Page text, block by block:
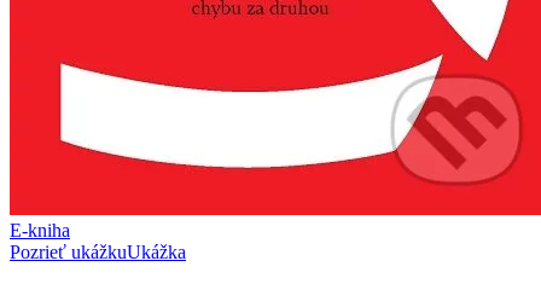
E-kniha
Pozrieť ukážkuUkážka